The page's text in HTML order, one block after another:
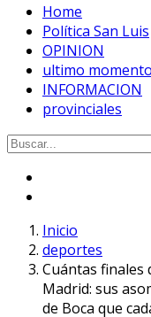
Home
Política San Luis
OPINION
ultimo momento
INFORMACION
provinciales
Inicio
deportes
Cuántas finales
Madrid: sus
de Boca que